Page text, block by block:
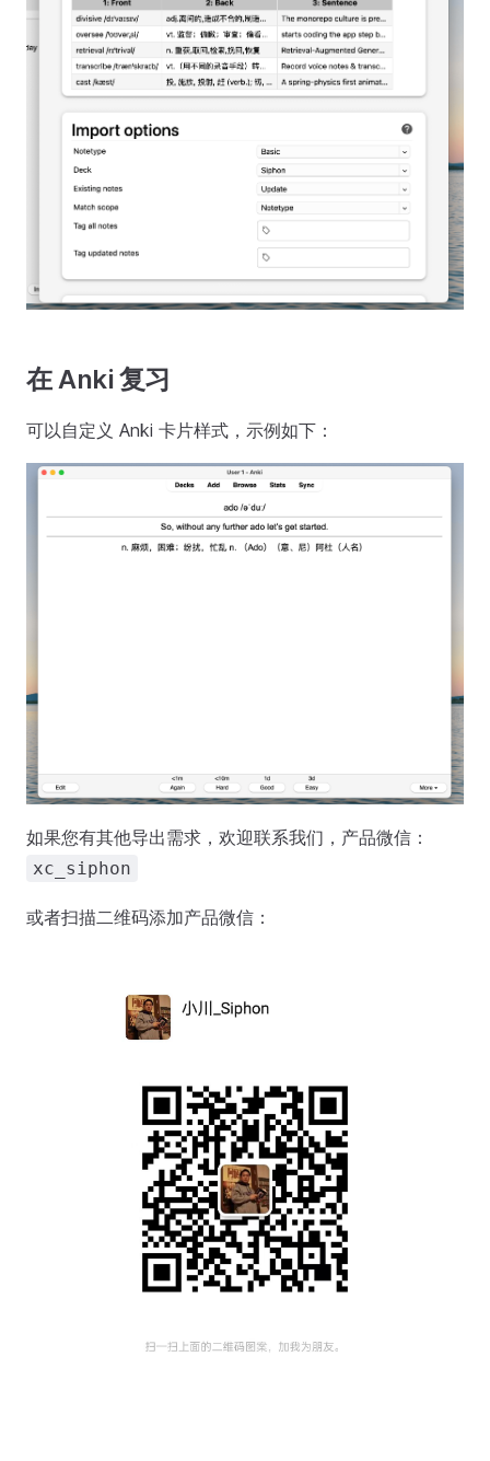
在 Anki 复习
可以自定义 Anki 卡片样式，示例如下：
如果您有其他导出需求，欢迎联系我们，产品微信：
xc_siphon
或者扫描二维码添加产品微信：